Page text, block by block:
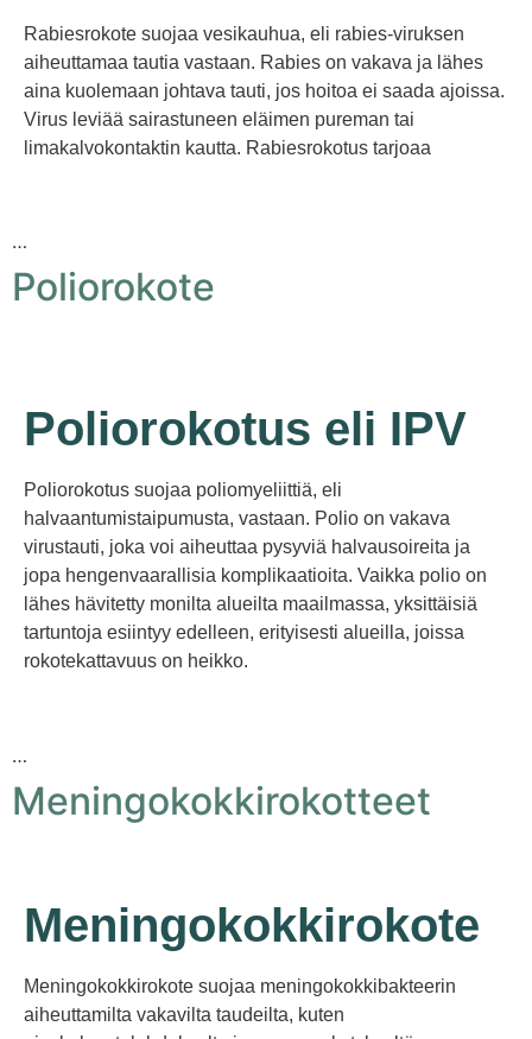
Rabiesrokote suojaa vesikauhua, eli rabies-viruksen
aiheuttamaa tautia vastaan. Rabies on vakava ja lähes
aina kuolemaan johtava tauti, jos hoitoa ei saada ajoissa.
Virus leviää sairastuneen eläimen pureman tai
limakalvokontaktin kautta. Rabiesrokotus tarjoaa
…
Poliorokote
Poliorokotus eli IPV
Poliorokotus suojaa poliomyeliittiä, eli
halvaantumistaipumusta, vastaan. Polio on vakava
virustauti, joka voi aiheuttaa pysyviä halvausoireita ja
jopa hengenvaarallisia komplikaatioita. Vaikka polio on
lähes hävitetty monilta alueilta maailmassa, yksittäisiä
tartuntoja esiintyy edelleen, erityisesti alueilla, joissa
rokotekattavuus on heikko.
…
Meningokokkirokotteet
Meningokokkirokote
Meningokokkirokote suojaa meningokokkibakteerin
aiheuttamilta vakavilta taudeilta, kuten